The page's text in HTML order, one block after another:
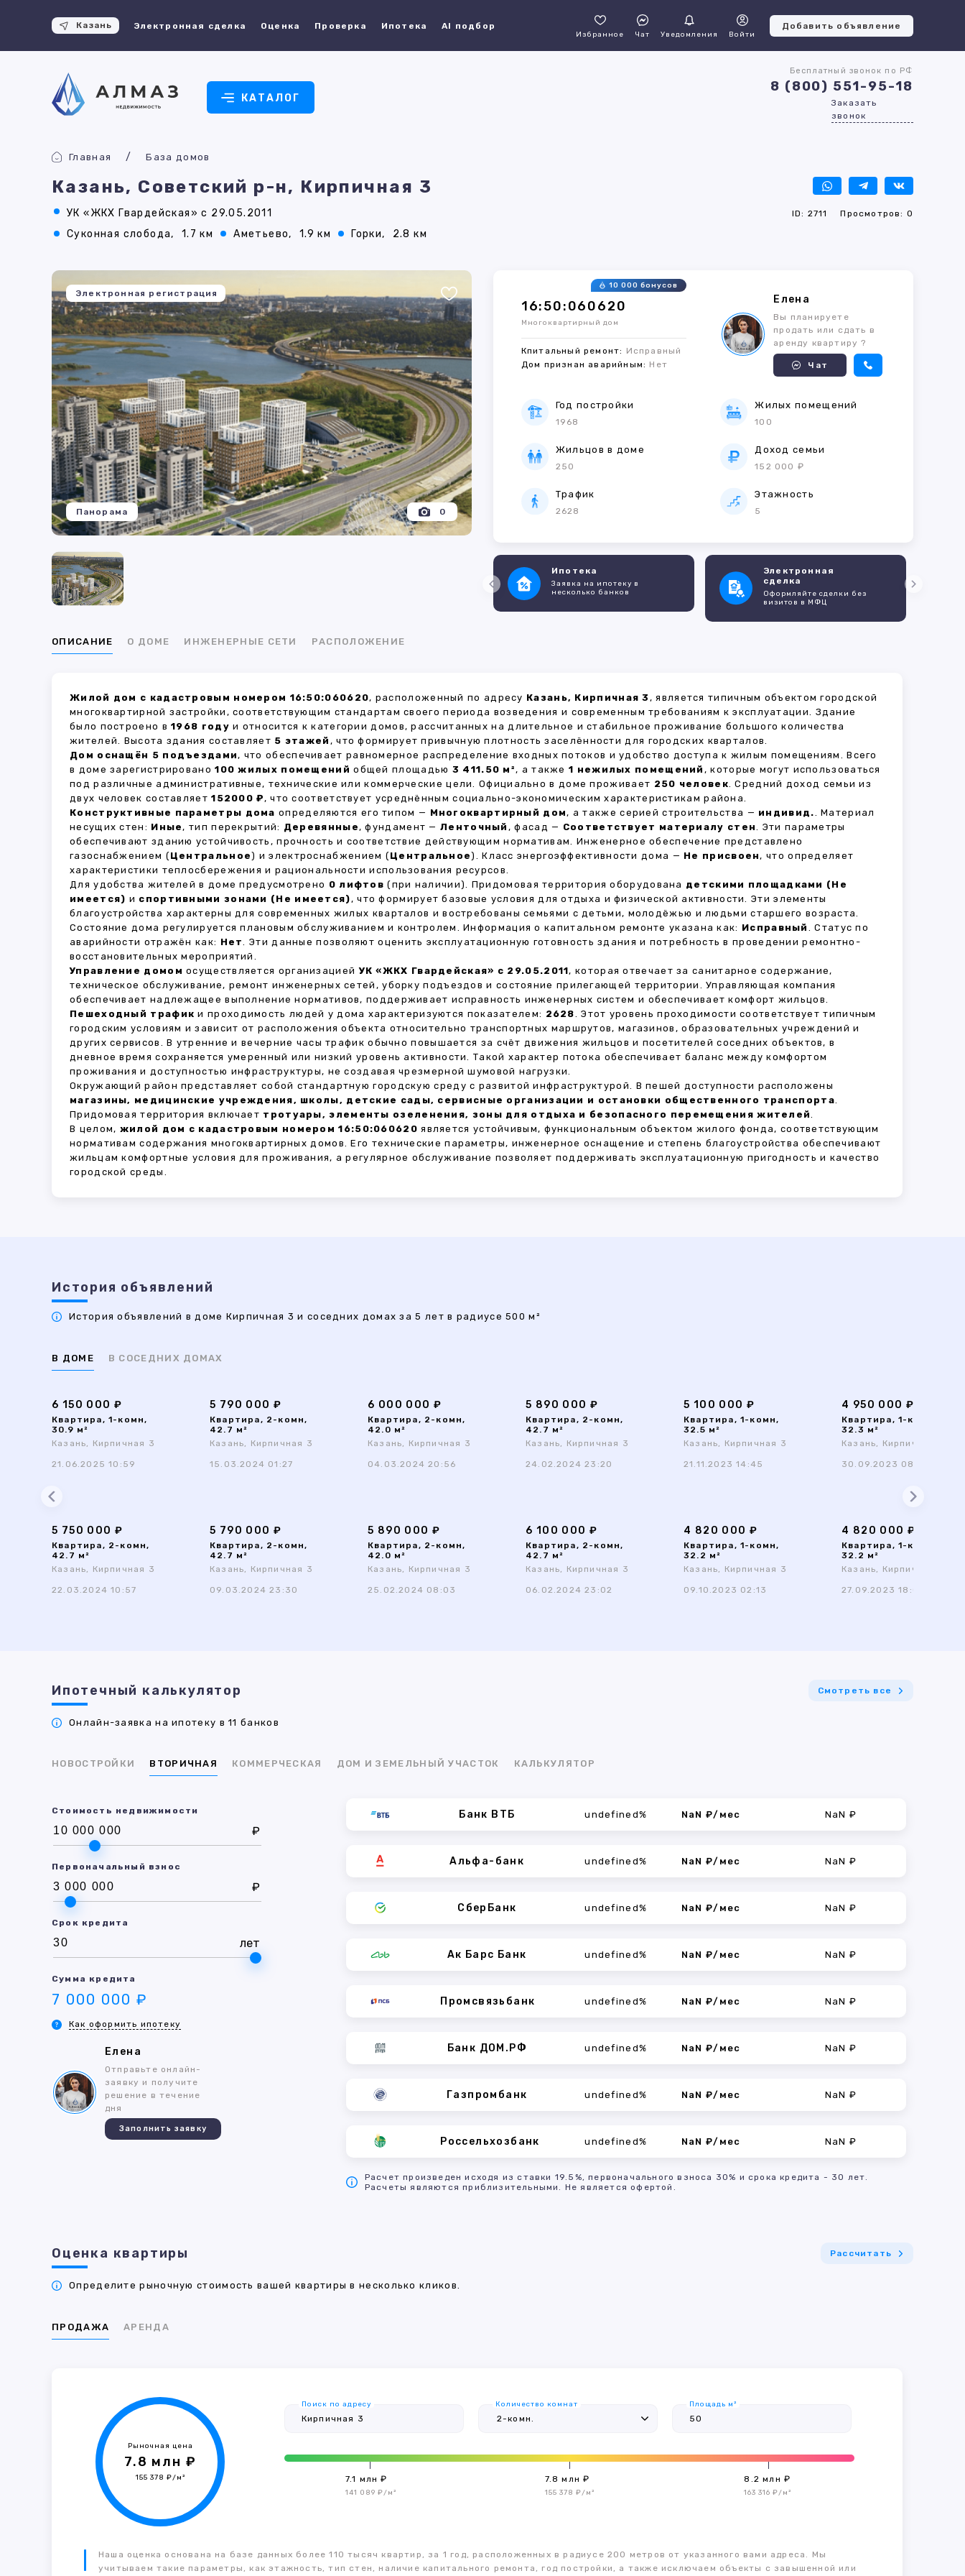
Казань Электронная сделка Оценка Проверка Ипотека AI подбор
Избранное Чат Уведомления Войти
Добавить объявление
КАТАЛОГ
Бесплатный звонок по РФ
8 (800) 551-95-18
Заказать
звонок
Главная База домов
Казань, Советский р-н, Кирпичная 3
УК «ЖКХ Гвардейская» с 29.05.2011 ID: 2711 Просмотров: 0
Суконная слобода, 1.7 км Аметьево, 1.9 км Горки, 2.8 км
Электронная регистрация
0
Панорама
16:50:060620
10 000 бонусов
Многоквартирный дом
Кпитальный ремонт: Исправный
Дом признан аварийным: Нет
Елена
Вы планируете
продать или сдать в
аренду квартиру ?
Чат
Год постройки
1968
Жилых помещений
100
Жильцов в доме
250
Доход семьи
152 000 ₽
Трафик
2628
Этажность
5
Ипотека
Заявка на ипотеку в
несколько банков
Электронная
сделка
Оформляйте сделки без
визитов в МФЦ
ОПИСАНИЕ О ДОМЕ ИНЖЕНЕРНЫЕ СЕТИ РАСПОЛОЖЕНИЕ
Жилой дом с кадастровым номером 16:50:060620, расположенный по адресу Казань, Кирпичная 3 , является типичным объектом городской
многоквартирной застройки, соответствующим стандартам своего периода возведения и современным требованиям к эксплуатации. Здание
было построено в1968 году и относится к категории домов, рассчитанных на длительное и стабильное проживание большого количества
жителей. Высота здания составляет 5 этажей , что формирует привычную плотность заселённости для городских кварталов.
Дом оснащён 5 подъездами, что обеспечивает равномерное распределение входных потоков и удобство доступа к жилым помещениям. Всего
в доме зарегистрировано100 жилых помещений общей площадью 3 411.50 м², а также1 нежилых помещений , которые могут использоваться
под различные административные, технические или коммерческие цели. Официально в доме проживает 250 человек. Средний доход семьи из
двух человек составляет152000 ₽, что соответствует усреднённым социально-экономическим характеристикам района.
Конструктивные параметры дома определяются его типом — Многоквартирный дом, а также серией строительства — индивид.. Материал
несущих стен: Иные, тип перекрытий: Деревянные, фундамент —Ленточный , фасад — Соответствует материалу стен. Эти параметры
обеспечивают зданию устойчивость, прочность и соответствие действующим нормативам. Инженерное обеспечение представлено
газоснабжением (Центральное) и электроснабжением (Центральное). Класс энергоэффективности дома — Не присвоен, что определяет
характеристики теплосбережения и рациональности использования ресурсов.
Для удобства жителей в доме предусмотрено 0 лифтов (при наличии). Придомовая территория оборудована детскими площадками (Не
имеется) и спортивными зонами (Не имеется), что формирует базовые условия для отдыха и физической активности. Эти элементы
благоустройства характерны для современных жилых кварталов и востребованы семьями с детьми, молодёжью и людьми старшего возраста.
Состояние дома регулируется плановым обслуживанием и контролем. Информация о капитальном ремонте указана как: Исправный . Статус по
аварийности отражён как: Нет. Эти данные позволяют оценить эксплуатационную готовность здания и потребность в проведении ремонтно-
восстановительных мероприятий.
Управление домом осуществляется организациейУК «ЖКХ Гвардейская» с 29.05.2011, которая отвечает за санитарное содержание,
техническое обслуживание, ремонт инженерных сетей, уборку подъездов и состояние прилегающей территории. Управляющая компания
обеспечивает надлежащее выполнение нормативов, поддерживает исправность инженерных систем и обеспечивает комфорт жильцов.
Пешеходный трафик и проходимость людей у дома характеризуются показателем: 2628. Этот уровень проходимости соответствует типичным
городским условиям и зависит от расположения объекта относительно транспортных маршрутов, магазинов, образовательных учреждений и
других сервисов. В утренние и вечерние часы трафик обычно повышается за счёт движения жильцов и посетителей соседних объектов, в
дневное время сохраняется умеренный или низкий уровень активности. Такой характер потока обеспечивает баланс между комфортом
проживания и доступностью инфраструктуры, не создавая чрезмерной шумовой нагрузки.
Окружающий район представляет собой стандартную городскую среду с развитой инфраструктурой. В пешей доступности расположены
магазины, медицинские учреждения, школы, детские сады, сервисные организации и остановки общественного транспорта.
Придомовая территория включает тротуары, элементы озеленения, зоны для отдыха и безопасного перемещения жителей.
В целом, жилой дом с кадастровым номером 16:50:060620 является устойчивым, функциональным объектом жилого фонда, соответствующим
нормативам содержания многоквартирных домов. Его технические параметры, инженерное оснащение и степень благоустройства обеспечивают
жильцам комфортные условия для проживания, а регулярное обслуживание позволяет поддерживать эксплуатационную пригодность и качество
городской среды.
История объявлений
История объявлений в доме Кирпичная 3 и соседних домах за 5 лет в радиусе 500 м²
В ДОМЕ В СОСЕДНИХ ДОМАХ
6 150 000 ₽
Квартира, 1-комн,
30.9 м²
Казань, Кирпичная 3
21.06.2025 10:59
5 790 000 ₽
Квартира, 2-комн,
42.7 м²
Казань, Кирпичная 3
15.03.2024 01:27
6 000 000 ₽
Квартира, 2-комн,
42.0 м²
Казань, Кирпичная 3
04.03.2024 20:56
5 890 000 ₽
Квартира, 2-комн,
42.7 м²
Казань, Кирпичная 3
24.02.2024 23:20
5 100 000 ₽
Квартира, 1-комн,
32.5 м²
Казань, Кирпичная 3
21.11.2023 14:45
4 950 000 ₽
Квартира, 1-комн,
32.3 м²
Казань, Кирпичная 3
30.09.2023 08:39
5 750 000 ₽
Квартира, 2-комн,
42.7 м²
Казань, Кирпичная 3
22.03.2024 10:57
5 790 000 ₽
Квартира, 2-комн,
42.7 м²
Казань, Кирпичная 3
09.03.2024 23:30
5 890 000 ₽
Квартира, 2-комн,
42.0 м²
Казань, Кирпичная 3
25.02.2024 08:03
6 100 000 ₽
Квартира, 2-комн,
42.7 м²
Казань, Кирпичная 3
06.02.2024 23:02
4 820 000 ₽
Квартира, 1-комн,
32.2 м²
Казань, Кирпичная 3
09.10.2023 02:13
4 820 000 ₽
Квартира, 1-комн,
32.2 м²
Казань, Кирпичная 3
27.09.2023 18:03
Ипотечный калькулятор Смотреть все
Онлайн-заявка на ипотеку в 11 банков
НОВОСТРОЙКИ ВТОРИЧНАЯ КОММЕРЧЕСКАЯ ДОМ И ЗЕМЕЛЬНЫЙ УЧАСТОК КАЛЬКУЛЯТОР
Стоимость недвижимости
₽
Первоначальный взнос
₽
Срок кредита
лет
Сумма кредита
7 000 000 ₽
Как оформить ипотеку
Елена
Отправьте онлайн-
заявку и получите
решение в течение
дня
Заполнить заявку
Банк ВТБ undefined% NaN ₽/мес NaN ₽
Альфа-банк undefined% NaN ₽/мес NaN ₽
СберБанк undefined% NaN ₽/мес NaN ₽
Ак Барс Банк undefined% NaN ₽/мес NaN ₽
Промсвязьбанк undefined% NaN ₽/мес NaN ₽
Банк ДОМ.РФ undefined% NaN ₽/мес NaN ₽
Газпромбанк undefined% NaN ₽/мес NaN ₽
Россельхозбанк undefined% NaN ₽/мес NaN ₽
Расчет произведен исходя из ставки 19.5%, первоначального взноса 30% и срока кредита - 30 лет.
Расчеты являются приблизительными. Не является офертой.
Оценка квартиры Рассчитать
Определите рыночную стоимость вашей квартиры в несколько кликов.
ПРОДАЖА АРЕНДА
Рыночная цена
7.8 млн ₽
155 378 ₽/м²
Поиск по адресу Количество комнат Площадь м²
7.1 млн ₽
141 089 ₽/м²
7.8 млн ₽
155 378 ₽/м²
8.2 млн ₽
163 316 ₽/м²
Наша оценка основана на базе данных более 110 тысяч квартир, за 1 год, расположенных в радиусе 200 метров от указанного вами адреса. Мы
учитываем такие параметры, как этажность, тип стен, наличие капитального ремонта, год постройки, а также исключаем объекты с завышенной или